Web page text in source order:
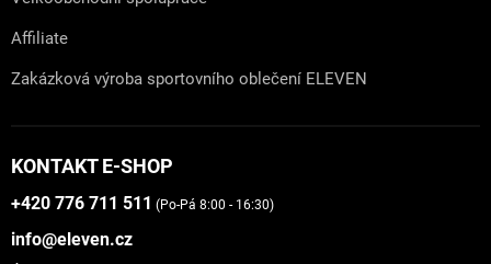
Affiliate
Zakázková výroba sportovního oblečení ELEVEN
KONTAKT E-SHOP
+420 776 711 511 (Po-Pá 8:00 - 16:30)
info@eleven.cz